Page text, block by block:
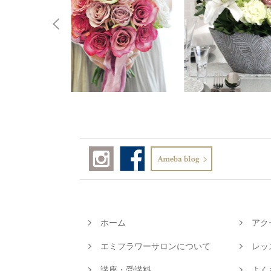
ホーム アク
エミフラワーサロンについて レ